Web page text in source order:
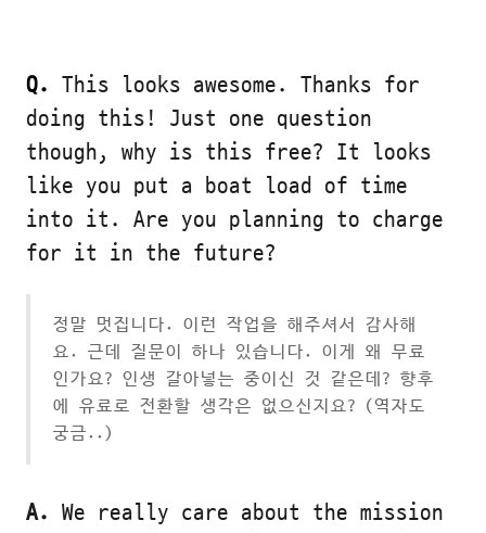
Q.
This looks awesome. Thanks for
doing this! Just one question
though, why is this free? It looks
like you put a boat load of time
into it. Are you planning to charge
for it in the future?
정말 멋집니다. 이런 작업을 해주셔서 감사해
요. 근데 질문이 하나 있습니다. 이게 왜 무료
인가요? 인생 갈아넣는 중이신 것 같은데? 향후
에 유료로 전환할 생각은 없으신지요? (역자도
궁금..)
A.
We really care about the mission